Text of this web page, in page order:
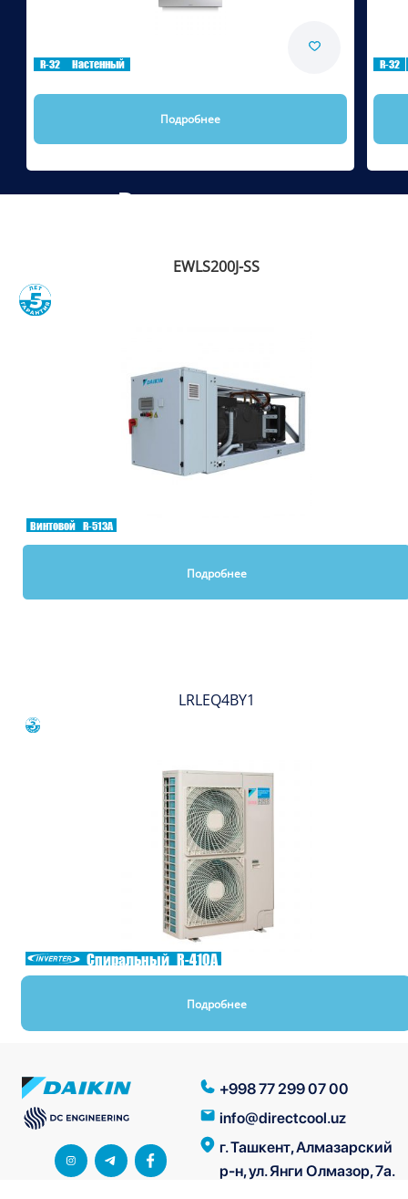
R-32 Настенный
Подробнее
R-32
Рекомендуем
EWLS200J-SS
Винтовой R-513A
Подробнее
LRLEQ4BY1
Спиральный R-410A
Подробнее
+998 77 299 07 00
info@directcool.uz
г. Ташкент, Алмазарский
р-н, ул. Янги Олмазор, 7а.